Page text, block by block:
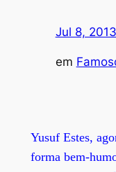
Jul 8, 2013
em
Yusuf Estes,
forma bem-